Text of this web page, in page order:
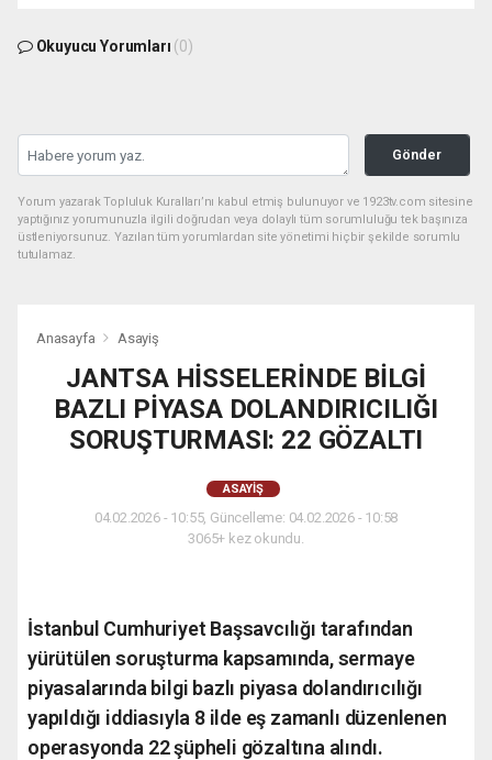
Okuyucu Yorumları (0)
Gönder
Yorum yazarak Topluluk Kuralları’nı kabul etmiş bulunuyor ve 1923tv.com sitesine
yaptığınız yorumunuzla ilgili doğrudan veya dolaylı tüm sorumluluğu tek başınıza
üstleniyorsunuz. Yazılan tüm yorumlardan site yönetimi hiçbir şekilde sorumlu
tutulamaz.
Anasayfa Asayiş
JANTSA HİSSELERİNDE BİLGİ
BAZLI PİYASA DOLANDIRICILIĞI
SORUŞTURMASI: 22 GÖZALTI
ASAYIŞ
04.02.2026 - 10:55, Güncelleme: 04.02.2026 - 10:58
3065+ kez okundu.
İstanbul Cumhuriyet Başsavcılığı tarafından
yürütülen soruşturma kapsamında, sermaye
piyasalarında bilgi bazlı piyasa dolandırıcılığı
yapıldığı iddiasıyla 8 ilde eş zamanlı düzenlenen
operasyonda 22 şüpheli gözaltına alındı.